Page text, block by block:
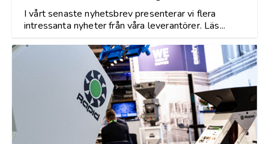
I vårt senaste nyhetsbrev presenterar vi flera
intressanta nyheter från våra leverantörer. Läs...